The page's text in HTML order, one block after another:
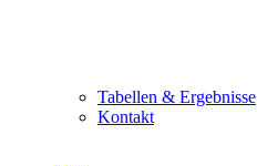
Tabellen & Ergebnisse
Kontakt